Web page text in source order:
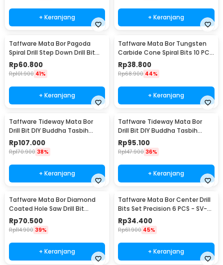
+ Keranjang + Keranjang
Taffware Mata Bor Pagoda
Spiral Drill Step Down Drill Bit
Tipe 2 5 PCS - BIHH463A
Rp60.800
Rp101.900 41%
+ Keranjang
Taffware Mata Bor Tungsten
Carbide Cone Spiral Bits 10 PCS
- GJ0106
Rp38.800
Rp68.900 44%
+ Keranjang
Taffware Tideway Mata Bor
Drill Bit DIY Buddha Tasbih
Beads 2mm 2 PCS 8mm
Rp107.000
Rp170.900 38%
+ Keranjang
Taffware Tideway Mata Bor
Drill Bit DIY Buddha Tasbih
Beads 2mm 2 PCS 12mm
Rp95.100
Rp147.900 36%
+ Keranjang
Taffware Mata Bor Diamond
Coated Hole Saw Drill Bit
6mm-50mm 15 PCS - GJ0105
Rp70.500
Rp114.900 39%
+ Keranjang
Taffware Mata Bor Center Drill
Bits Set Precision 6 PCS - SV-
VDB25
Rp34.400
Rp61.900 45%
+ Keranjang